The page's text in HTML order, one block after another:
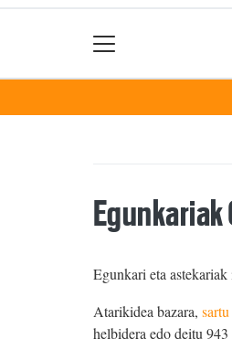
Egunkariak
Egunkari eta
Atarikidea bazara,
helbidera edo deitu